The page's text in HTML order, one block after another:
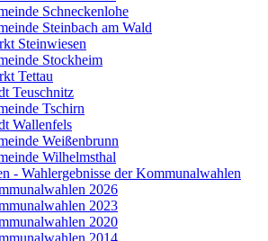
Schneckenlohe
Steinbach am Wald
Steinwiesen
Stockheim
Tettau
Teuschnitz
Tschirn
Wallenfels
Weißenbrunn
Wilhelmsthal
- Wahlergebnisse der Kommunalwahlen
2026
2023
2020
2014